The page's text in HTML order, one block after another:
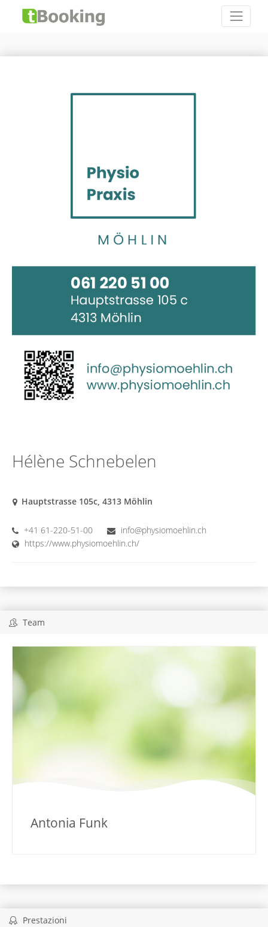
Hélène Schnebelen
Hauptstrasse 105c, 4313 Möhlin
+41 61-220-51-00
info@physiomoehlin.ch
https://www.physiomoehlin.ch/
Team
Antonia Funk
Prestazioni